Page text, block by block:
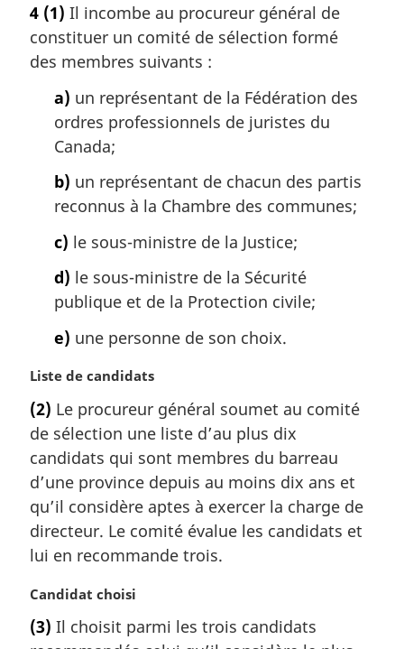
t
e
m
4 (1) Il incombe au procureur général de
constituer un comité de sélection formé
des membres suivants :
a) un représentant de la Fédération des
ordres professionnels de juristes du
Canada;
b) un représentant de chacun des partis
reconnus à la Chambre des communes;
c) le sous-ministre de la Justice;
d) le sous-ministre de la Sécurité
publique et de la Protection civile;
e) une personne de son choix.
N
t
e
m
a
g
i
n
l
:
Liste de candidats
(2) Le procureur général soumet au comité
de sélection une liste d’au plus dix
candidats qui sont membres du barreau
d’une province depuis au moins dix ans et
qu’il considère aptes à exercer la charge de
directeur. Le comité évalue les candidats et
lui en recommande trois.
N
t
Candidat choisi
(3) Il choisit parmi les trois candidats